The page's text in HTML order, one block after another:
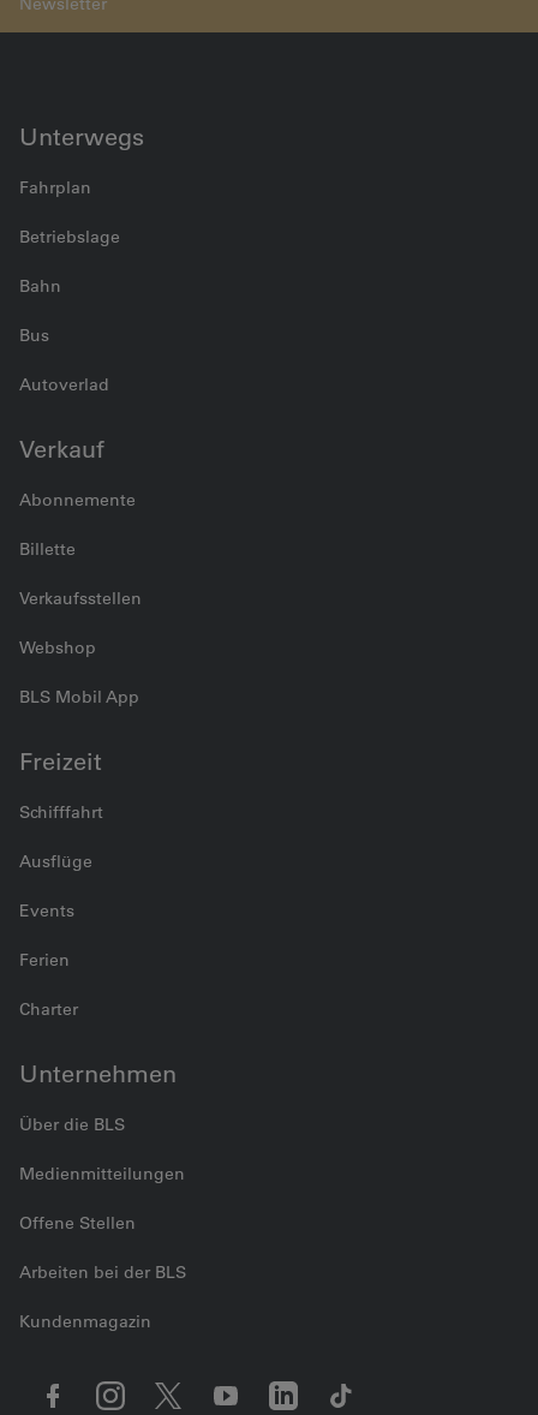
Unterwegs
Fahrplan
Betriebslage
Bahn
Bus
Autoverlad
Verkauf
Abonnemente
Billette
Verkaufsstellen
Webshop
BLS Mobil App
Freizeit
Schifffahrt
Ausflüge
Events
Ferien
Charter
Unternehmen
Über die BLS
Medienmitteilungen
Offene Stellen
Arbeiten bei der BLS
Kundenmagazin